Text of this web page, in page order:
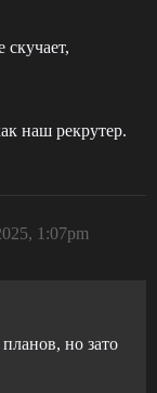
скучает,
наш рекрутер.
1:07pm
но зато